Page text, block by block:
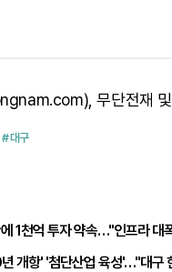
무단전재 및
# 대구
1천억 투자 약속…"인프라 대
개항' '첨단산업 육성'…"대구